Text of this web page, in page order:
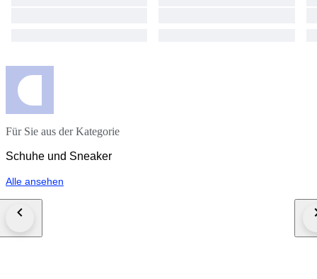
Für Sie aus der Kategorie
Schuhe und Sneaker
Alle ansehen